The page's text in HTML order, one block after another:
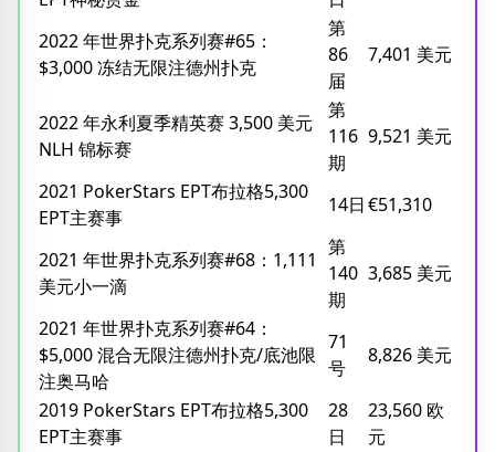
2022 年世界扑克系列赛#65：
$3,000 冻结无限注德州扑克
第
86
届
7,401 美元
2022 年永利夏季精英赛 3,500 美元
NLH 锦标赛
第
116
期
9,521 美元
2021 PokerStars EPT布拉格5,300
EPT主赛事
14日€51,310
2021 年世界扑克系列赛#68：1,111
美元小一滴
第
140
期
3,685 美元
2021 年世界扑克系列赛#64：
$5,000 混合无限注德州扑克/底池限
注奥马哈
71
号
8,826 美元
2019 PokerStars EPT布拉格5,300
EPT主赛事
28
日
23,560 欧
元